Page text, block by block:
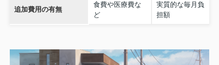
追加費用の有無
食費や医療費な
ど
実質的な毎月負
担額